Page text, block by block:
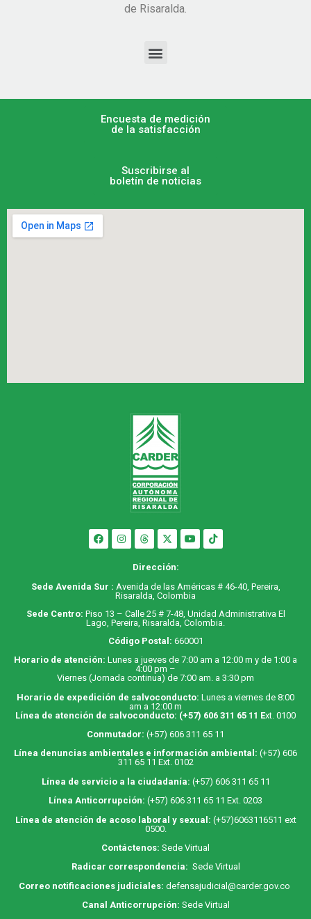
de Risaralda.
Encuesta de medición
de la satisfacción
Suscribirse al
boletín de noticias
Dirección:
Sede Avenida Sur : Avenida de las Américas # 46-40, Pereira,
Risaralda, Colombia
Sede Centro: Piso 13 – Calle 25 # 7-48, Unidad Administrativa El
Lago, Pereira, Risaralda, Colombia.
Código Postal: 660001
Horario de atención: Lunes a jueves de 7:00 am a 12:00 m y de 1:00 a
4:00 pm –
Viernes (Jornada continua) de 7:00 am. a 3:30 pm
Horario de expedición de salvoconducto: Lunes a viernes de 8:00
am a 12:00 m
Línea de atención de salvoconducto: (+57) 606 311 65 11 Ext. 0100
Conmutador: (+57) 606 311 65 11
Línea denuncias ambientales e información ambiental: (+57) 606
311 65 11 Ext. 0102
Línea de servicio a la ciudadanía: (+57) 606 311 65 11
Línea Anticorrupción: (+57) 606 311 65 11 Ext. 0203
Línea de atención de acoso laboral y sexual: (+57)6063116511 ext
0500.
Contáctenos: Sede Virtual
Radicar correspondencia: Sede Virtual
Correo notificaciones judiciales: defensajudicial@carder.gov.co
Canal Anticorrupción: Sede Virtual